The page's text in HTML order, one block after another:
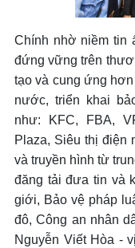
Chính nhờ niềm tin
đứng vững trên
tạo và cung ứng
nước, triển khai
như: KFC, FBA,
Plaza, Siêu thị điện
và truyền hình từ
đăng tải đưa tin và
giới, Bảo vệ pháp
đô, Công an nhân
Nguyễn Viết Hòa -